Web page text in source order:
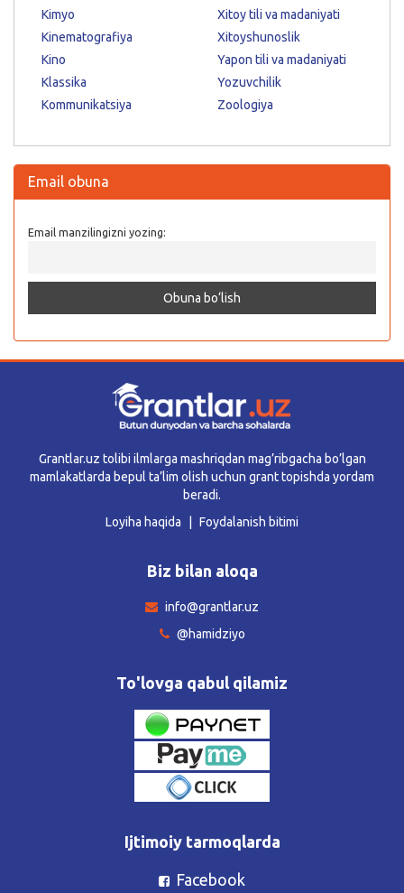
Kimyo
Kinematografiya
Kino
Klassika
Kommunikatsiya
Xitoy tili va madaniyati
Xitoyshunoslik
Yapon tili va madaniyati
Yozuvchilik
Zoologiya
Email obuna
Email manzilingizni yozing:
Grantlar.uz tolibi ilmlarga mashriqdan mag’ribgacha bo’lgan
mamlakatlarda bepul ta’lim olish uchun grant topishda yordam
beradi.
Loyiha haqida
Foydalanish bitimi
Biz bilan aloqa
info@grantlar.uz
@hamidziyo
To'lovga qabul qilamiz
Ijtimoiy tarmoqlarda
Facebook